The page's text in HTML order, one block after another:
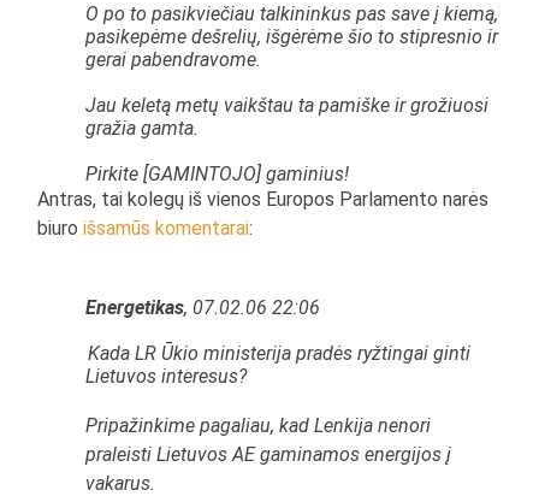
O po to pasikviečiau talkininkus pas save į kiemą,
pasikepėme dešrelių, išgėrėme šio to stipresnio ir
gerai pabendravome.
Jau keletą metų vaikštau ta pamiške ir grožiuosi
gražia gamta.
Pirkite[GAMINTOJO] gaminius!
Antras, tai kolegų iš vienos Europos Parlamento narės
biuroišsamūs komentarai:
Energetikas, 07.02.06 22:06
Kada LR Ūkio ministerija pradės ryžtingai ginti
Lietuvos interesus?
Pripažinkime pagaliau, kad Lenkija nenori
praleisti Lietuvos AE gaminamos energijos į
vakarus.